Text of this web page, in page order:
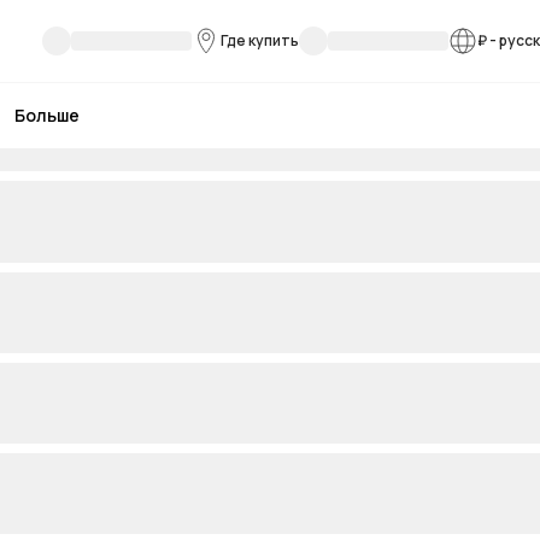
Где купить ₽-
Больше